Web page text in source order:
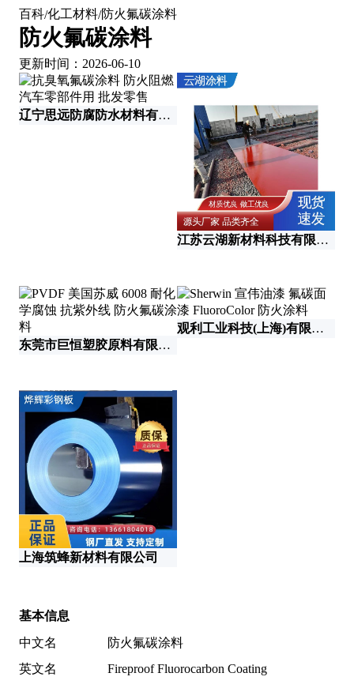
百科/化工材料/防火氟碳涂料
防火氟碳涂料
更新时间：2026-06-10
辽宁思远防腐防水材料有限公司
江苏云湖新材料科技有限公司
东莞市巨恒塑胶原料有限公司
观利工业科技(上海)有限公司
上海筑蜂新材料有限公司
基本信息
中文名
防火氟碳涂料
英文名
Fireproof Fluorocarbon Coating